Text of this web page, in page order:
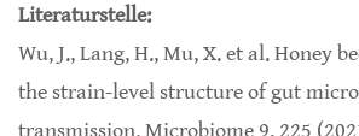
Literaturstelle:
Wu, J., Lang, H., Mu, X. et al. Honey
the strain-level structure of gut
transmission. Microbiome 9, 225